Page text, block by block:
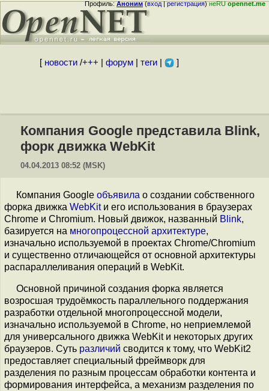
Профиль:Аноним(вход|регистрация)неRUopennet.me
[ новости/+++ форум| теги| ]
Компания Google представила Blink,
форк движка WebKit
04.04.2013 08:52 (MSK)
Компания Google объявила о создании собственного
форка движка WebKitи его использования в браузерах
Chrome и Chromium. Новый движок, названный Blink,
базируется на многопроцессной архитектуре,
изначально используемой в проектах Chrome/Chromium
и существенно отличающейся от основной архитектуры
распараллеливания операций в WebKit.
Основной причиной создания форка является
возросшая трудоёмкость параллельного поддержания
разработки отдельной многопроцессной модели,
изначально используемой в Chromе, но неприемлемой
для универсального движка WebKit и некоторых других
браузеров. Суть различий сводится к тому, что WebKit2
предоставляет специальный фреймворк для
разделения по разным процессам обработки контента и
формирования интерфейса, а механизм разделения по